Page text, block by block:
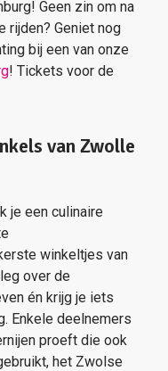
Geen zin om na
rijden? Geniet nog
bij een van onze
! Tickets voor de
van Zwolle
je een culinaire
winkeltjes van
over de
én krijg je iets
Enkele deelnemers
proeft die ook
het Zwolse